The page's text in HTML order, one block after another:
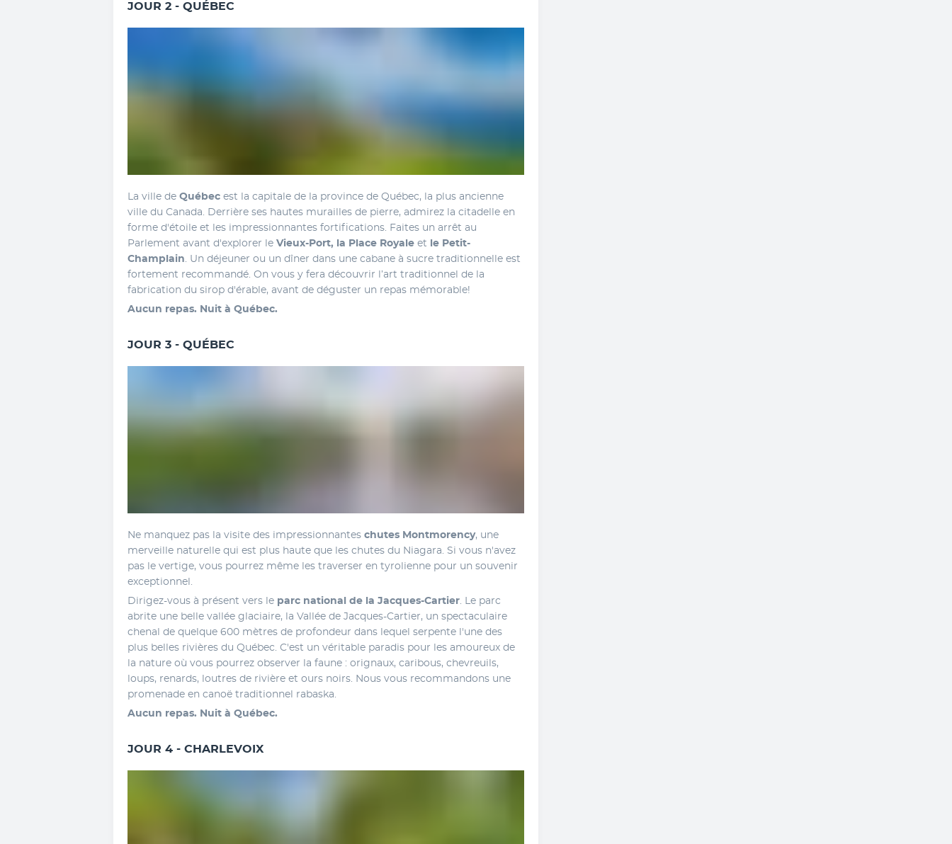
JOUR 2 - QUÉBEC
La ville de Québec est la capitale de la province de Québec, la plus ancienne
ville du Canada. Derrière ses hautes murailles de pierre, admirez la citadelle en
forme d'étoile et les impressionnantes fortifications. Faites un arrêt au
Parlement avant d'explorer le Vieux-Port, la Place Royale et le Petit-
Champlain. Un déjeuner ou un dîner dans une cabane à sucre traditionnelle est
fortement recommandé. On vous y fera découvrir l’art traditionnel de la
fabrication du sirop d'érable, avant de déguster un repas mémorable!
Aucun repas. Nuit à Québec.
JOUR 3 - QUÉBEC
Ne manquez pas la visite des impressionnantes chutes Montmorency, une
merveille naturelle qui est plus haute que les chutes du Niagara. Si vous n'avez
pas le vertige, vous pourrez même les traverser en tyrolienne pour un souvenir
exceptionnel.
Dirigez-vous à présent vers le parc national de la Jacques-Cartier. Le parc
abrite une belle vallée glaciaire, la Vallée de Jacques-Cartier, un spectaculaire
chenal de quelque 600 mètres de profondeur dans lequel serpente l'une des
plus belles rivières du Québec. C'est un véritable paradis pour les amoureux de
la nature où vous pourrez observer la faune : orignaux, caribous, chevreuils,
loups, renards, loutres de rivière et ours noirs. Nous vous recommandons une
promenade en canoë traditionnel rabaska.
Aucun repas. Nuit à Québec.
JOUR 4 - CHARLEVOIX